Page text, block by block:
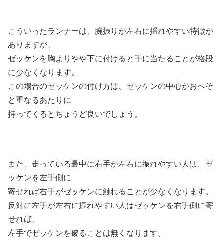
こういったランナーは、腕振りが左右に揺れやすい特徴が
ありますが、
ゼッケンを胸よりやや下に付けると手に当たることが格段
に少なくなります。
この場合のゼッケンの付け方は、ゼッケンの中心がおへそ
と重なるあたりに
持ってくるとちょうど良いでしょう。
また、走っている最中に右手が左右に振れやすい人は、ゼ
ッケンを左手側に
寄せれば右手がゼッケンに触れることが少なくなります。
反対に左手が左右に振れやすい人はゼッケンを右手側に寄
せれば、
左手でゼッケンを破ることは無くなります。